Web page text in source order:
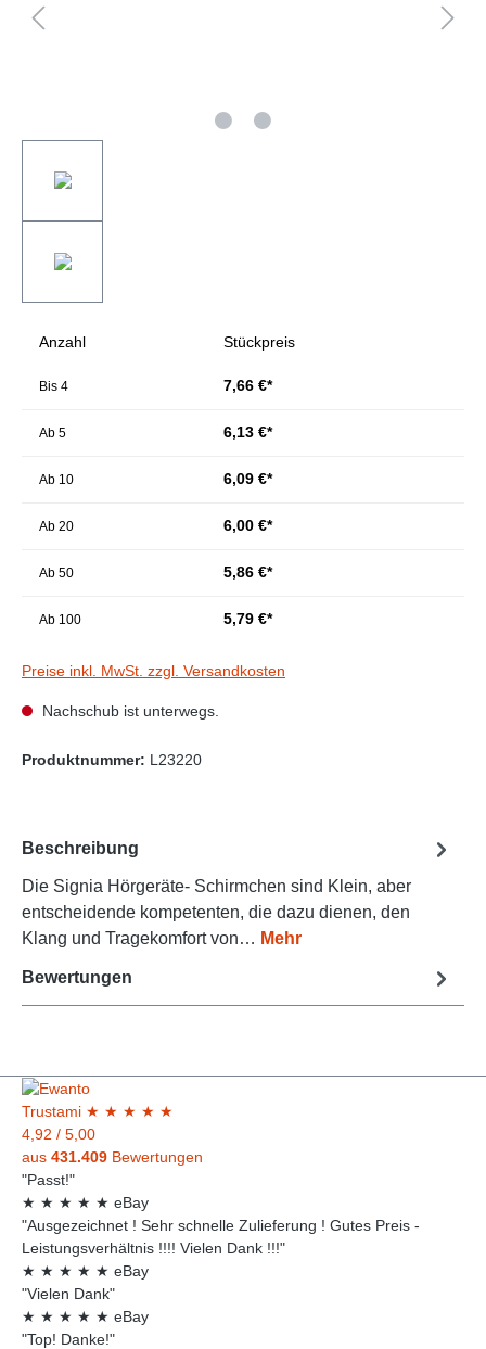
Anzahl Stückpreis
Bis 4 7,66 €*
Ab 5 6,13 €*
Ab 10 6,09 €*
Ab 20 6,00 €*
Ab 50 5,86 €*
Ab 100 5,79 €*
Preise inkl. MwSt. zzgl. Versandkosten
Nachschub ist unterwegs.
Produktnummer: L23220
Beschreibung
Die Signia Hörgeräte- Schirmchen sind Klein, aber
entscheidende kompetenten, die dazu dienen, den
Klang und Tragekomfort von… Mehr
Bewertungen
Trustami ★ ★ ★ ★ ★
4,92 / 5,00
aus 431.409 Bewertungen
"Passt!"
★ ★ ★ ★ ★ eBay
"Ausgezeichnet ! Sehr schnelle Zulieferung ! Gutes Preis -
Leistungsverhältnis !!!! Vielen Dank !!!"
★ ★ ★ ★ ★ eBay
"Vielen Dank"
★ ★ ★ ★ ★ eBay
"Top! Danke!"